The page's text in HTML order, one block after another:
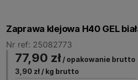
Zaprawa klejowa H40 GEL
Nr ref: 25082773
77,90 zł / opakowanie brutto
3,90 zł / kg brutto